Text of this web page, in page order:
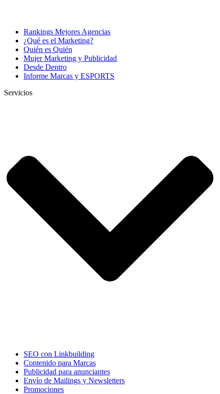
Rankings Mejores Agencias
¿Qué es el Marketing?
Quién es Quién
Mujer Marketing y Publicidad
Desde Dentro
Informe Marcas y ESPORTS
Servicios
SEO con Linkbuilding
Contenido para Marcas
Publicidad para anunciantes
Envío de Mailings y Newsletters
Promociones